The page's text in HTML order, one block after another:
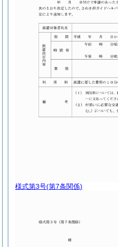
様式第3号(第7条関係)